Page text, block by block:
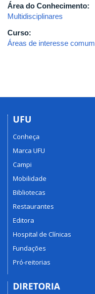
Área do Conhecimento:
Multidisciplinares
Curso:
Áreas de interesse comum
UFU
Conheça
Marca UFU
Campi
Mobilidade
Bibliotecas
Restaurantes
Editora
Hospital de Clínicas
Fundações
Pró-reitorias
DIRETORIA